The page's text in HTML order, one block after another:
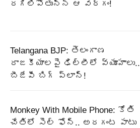
రగిలిపోతున్న ఆ వర్గం!
Telangana BJP: తెలంగాణ
రాజకీయాలపై ఢిల్లీలో వ్యూహాలు..
బీజేపీ బిగ్‌ ప్లాన్‌!
Monkey With Mobile Phone: కోతి
చేతిలో సెల్ ఫోన్.. అరగంట పాటు